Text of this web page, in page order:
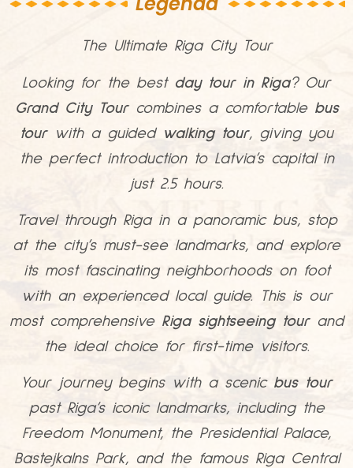
The Ultimate Riga City Tour
Looking for the best day tour in Riga? Our
Grand City Tourcombines a comfortable bus
tourwith a guided walking tour, giving you
the perfect introduction to Latvia’s capital in
just 2.5 hours.
Travel through Riga in a panoramic bus, stop
at the city’s must-see landmarks, and explore
its most fascinating neighborhoods on foot
with an experienced local guide. This is our
most comprehensive Riga sightseeing tourand
the ideal choice for first-time visitors.
Your journey begins with a scenic bus tour
past Riga’s iconic landmarks, including the
Freedom Monument, the Presidential Palace,
Bastejkalns Park, and the famous Riga Central